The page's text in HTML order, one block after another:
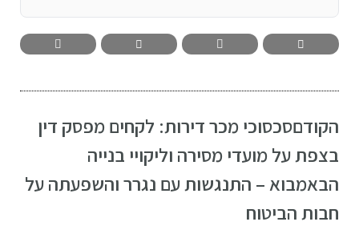
הקודםסכסוכי מכר דירות: לקחים מפסק דין
בצפת על מועדי מסירה וליקויי בנייה
הבאמבוא – התנגשות עם נגרר והשפעתה על
חבות הביטוח